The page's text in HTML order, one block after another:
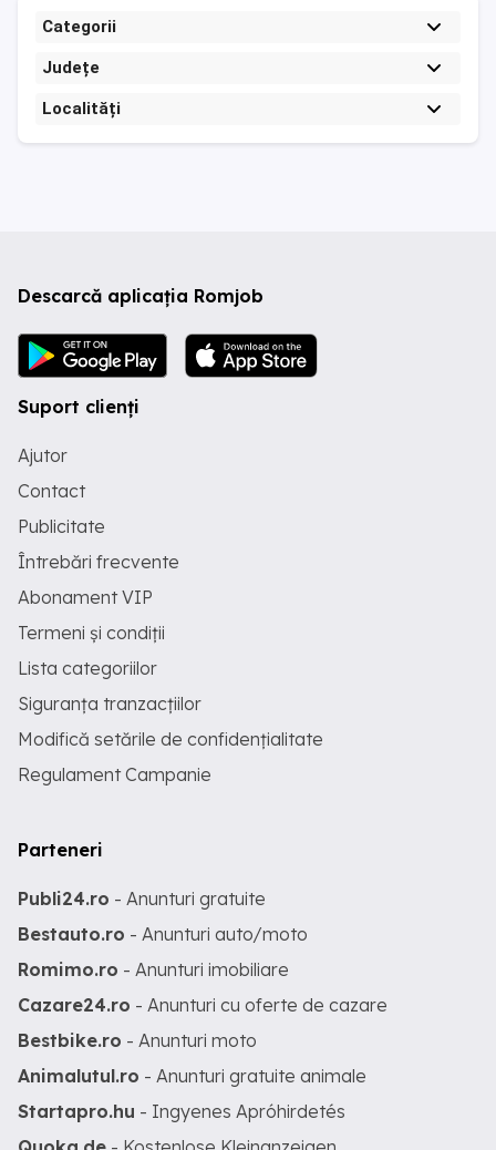
Categorii
Județe
Localități
Descarcă aplicația Romjob
Suport clienți
Ajutor
Contact
Publicitate
Întrebări frecvente
Abonament VIP
Termeni și condiții
Lista categoriilor
Siguranța tranzacțiilor
Modifică setările de confidențialitate
Regulament Campanie
Parteneri
Publi24.ro - Anunturi gratuite
Bestauto.ro - Anunturi auto/moto
Romimo.ro - Anunturi imobiliare
Cazare24.ro - Anunturi cu oferte de cazare
Bestbike.ro - Anunturi moto
Animalutul.ro - Anunturi gratuite animale
Startapro.hu - Ingyenes Apróhirdetés